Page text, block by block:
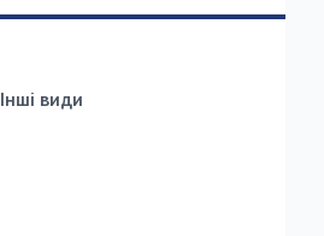
Інші види